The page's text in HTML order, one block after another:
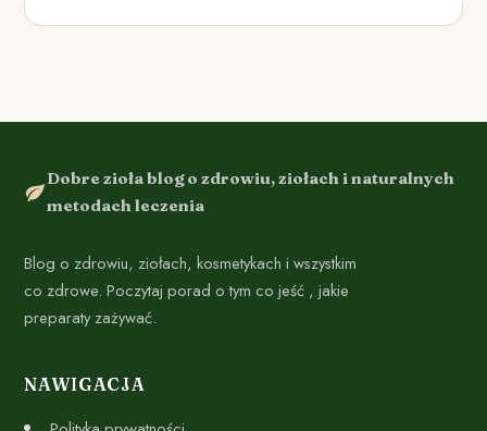
Dobre zioła blog o zdrowiu, ziołach i naturalnych
metodach leczenia
Blog o zdrowiu, ziołach, kosmetykach i wszystkim
co zdrowe. Poczytaj porad o tym co jeść , jakie
preparaty zażywać.
NAWIGACJA